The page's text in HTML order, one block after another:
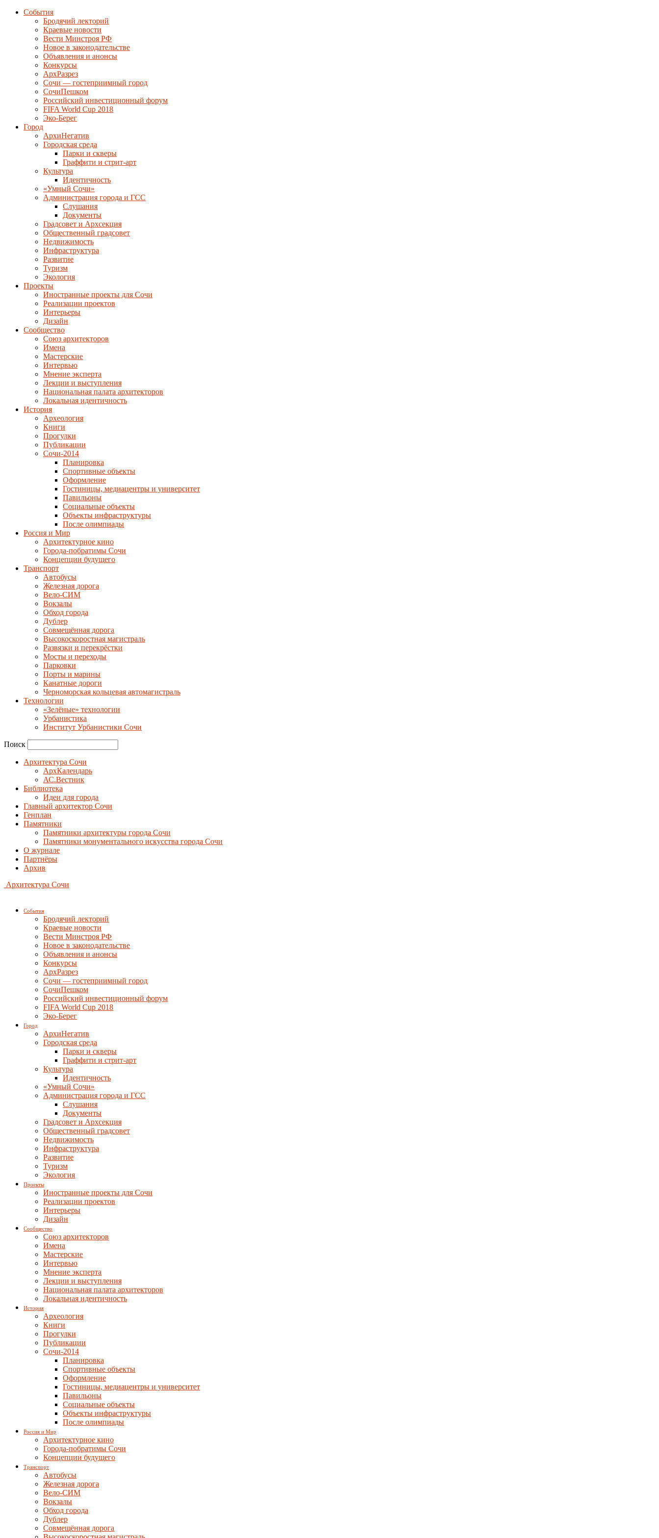
События
Бродячий лекторий
Краевые новости
Вести Минстроя РФ
Новое в законодательстве
Объявления и анонсы
Конкурсы
АрхРазрез
Сочи — гостеприимный город
СочиПешком
Российский инвестиционный форум
FIFA World Cup 2018
Эко-Берег
Город
АрхиНегатив
Городская среда
Парки и скверы
Граффити и стрит-арт
Культура
Идентичность
«Умный Сочи»
Администрация города и ГСС
Слушания
Документы
Градсовет и Архсекция
Общественный градсовет
Недвижимость
Инфраструктура
Развитие
Туризм
Экология
Проекты
Иностранные проекты для Сочи
Реализации проектов
Интерьеры
Дизайн
Сообщество
Союз архитекторов
Имена
Мастерские
Интервью
Мнение эксперта
Лекции и выступления
Национальная палата архитекторов
Локальная идентичность
История
Археология
Книги
Прогулки
Публикации
Сочи-2014
Планировка
Спортивные объекты
Оформление
Гостиницы, медиацентры и университет
Павильоны
Социальные объекты
Объекты инфраструктуры
После олимпиады
Россия и Мир
Архитектурное кино
Города-побратимы Сочи
Концепции будущего
Транспорт
Автобусы
Железная дорога
Вело-СИМ
Вокзалы
Обход города
Дублер
Совмещённая дорога
Высокоскоростная магистраль
Развязки и перекрёстки
Мосты и переходы
Парковки
Порты и марины
Канатные дороги
Черноморская кольцевая автомагистраль
Технологии
«Зелёные» технологии
Урбанистика
Институт Урбанистики Сочи
Поиск
Архитектура Сочи
АрхКалендарь
АС.Вестник
Библиотека
Идеи для города
Главный архитектор Сочи
Генплан
Памятники
Памятники архитектуры города Сочи
Памятники монументального искусства города Сочи
О журнале
Партнёры
Архив
Архитектура Сочи
События
Бродячий лекторий
Краевые новости
Вести Минстроя РФ
Новое в законодательстве
Объявления и анонсы
Конкурсы
АрхРазрез
Сочи — гостеприимный город
СочиПешком
Российский инвестиционный форум
FIFA World Cup 2018
Эко-Берег
Город
АрхиНегатив
Городская среда
Парки и скверы
Граффити и стрит-арт
Культура
Идентичность
«Умный Сочи»
Администрация города и ГСС
Слушания
Документы
Градсовет и Архсекция
Общественный градсовет
Недвижимость
Инфраструктура
Развитие
Туризм
Экология
Проекты
Иностранные проекты для Сочи
Реализации проектов
Интерьеры
Дизайн
Сообщество
Союз архитекторов
Имена
Мастерские
Интервью
Мнение эксперта
Лекции и выступления
Национальная палата архитекторов
Локальная идентичность
История
Археология
Книги
Прогулки
Публикации
Сочи-2014
Планировка
Спортивные объекты
Оформление
Гостиницы, медиацентры и университет
Павильоны
Социальные объекты
Объекты инфраструктуры
После олимпиады
Россия и Мир
Архитектурное кино
Города-побратимы Сочи
Концепции будущего
Транспорт
Автобусы
Железная дорога
Вело-СИМ
Вокзалы
Обход города
Дублер
Совмещённая дорога